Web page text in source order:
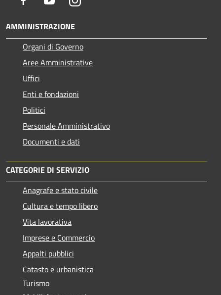
AMMINISTRAZIONE
Organi di Governo
Aree Amministrative
Uffici
Enti e fondazioni
Politici
Personale Amministrativo
Documenti e dati
CATEGORIE DI SERVIZIO
Anagrafe e stato civile
Cultura e tempo libero
Vita lavorativa
Imprese e Commercio
Appalti pubblici
Catasto e urbanistica
Turismo